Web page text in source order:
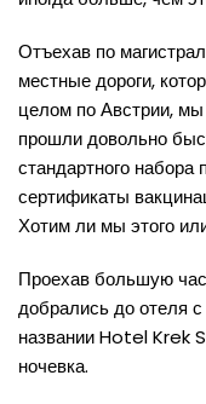
Отъехав по
местные дороги,
целом по Австрии,
прошли довольно
стандартного набора
сертификаты
Хотим ли мы этого
Проехав большую
добрались до отеля
названии Hotel Krek
ночевка.